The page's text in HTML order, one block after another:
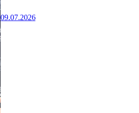
09.07.2026